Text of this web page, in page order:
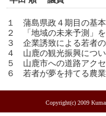
１ 蒲島県政４期目の基
２ 「地域の未来予測」
３ 企業誘致による若者
４ 山鹿の観光振興につ
５ 山鹿市への道路アク
６ 若者が夢を持てる農
Copyright(c) 2009